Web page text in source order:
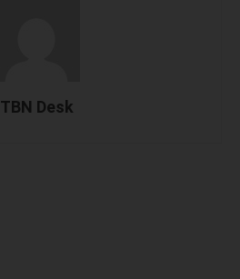
TBN Desk